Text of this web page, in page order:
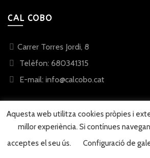
CAL COBO
Carrer Torres Jordi, 8
Telèfon: 680341315
E-mail: info@calcobo.cat
© 2023 Cal Cobo
Web desenvolupada per
Aquesta web utilitza cookies pròpies i
millor experiència. Si contínues
acceptes el seu ús.
Configuració de